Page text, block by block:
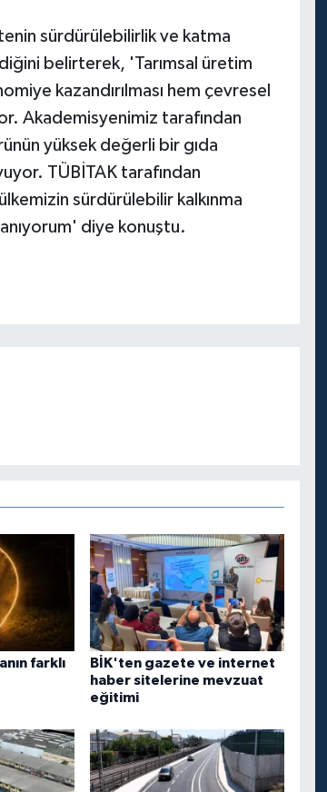
sürdürülebilirlik ve katma
belirterek, 'Tarımsal üretim
kazandırılması hem çevresel
Akademisyenimiz tarafından
yüksek değerli bir gıda
TÜBİTAK tarafından
sürdürülebilir kalkınma
diye konuştu.
farklı
BİK'ten gazete ve internet
haber sitelerine mevzuat
eğitimi